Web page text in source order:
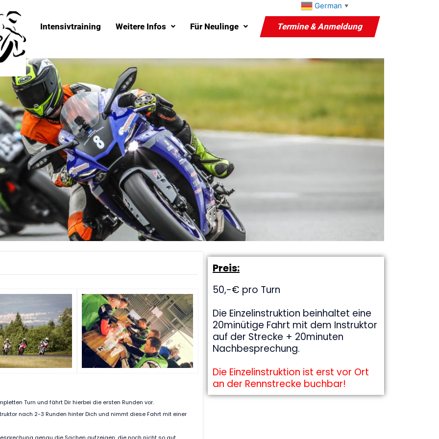
German ▼
Intensivtraining Weitere Infos Für Neulinge Termine & Anmeldung
Turn und fährt Dir hierbei die ersten Runden vor.
nach 2-3 Runden hinter Dich und nimmt diese Fahrt mit einer
Preis:
50,-€ pro Turn
Die Einzelinstruktion beinhaltet eine
20minütige Fahrt mit dem Instruktor
auf der Strecke + 20minuten
Nachbesprechung.
Die Einzelinstruktion ist erst vor Ort
an der Rennstrecke buchbar!